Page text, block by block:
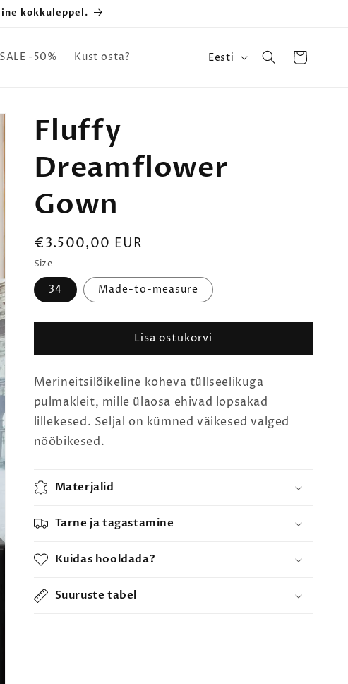
kokkuleppel.
SALE -50% Kust osta?
K
Eesti Ostukorv
Fluffy
Dreamflower
Gown
€3.500,00 EUR
Size
34 Made-to-measure
Lisa ostukorvi
Merineitsilõikeline koheva tüllseelikuga
pulmakleit, mille ülaosa ehivad lopsakad
lillekesed. Seljal on kümned väikesed valged
nööbikesed.
Materjalid
Tarne ja tagastamine
Kuidas hooldada?
Suuruste tabel